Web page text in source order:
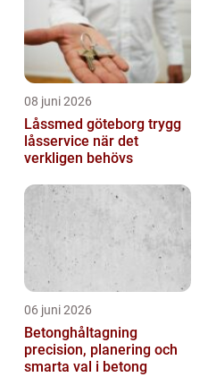
08 juni 2026
Låssmed göteborg trygg
låsservice när det
verkligen behövs
06 juni 2026
Betonghåltagning
precision, planering och
smarta val i betong